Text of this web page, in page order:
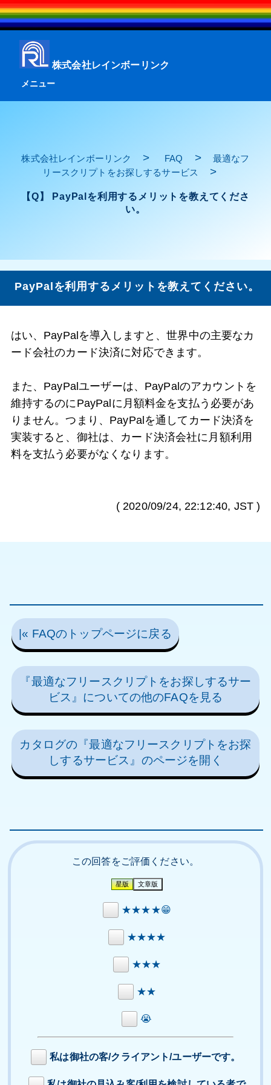
株式会社レインボーリンク
メニュー
株式会社レインボーリンク > FAQ >
最適なフ
リースクリプトをお探しするサービス
>
【Q】 PayPalを利用するメリットを教えてくださ
い。
PayPalを利用するメリットを教えてください。
はい、PayPalを導入しますと、世界中の主要なカ
ード会社のカード決済に対応できます。
また、PayPalユーザーは、PayPalのアカウントを
維持するのにPayPalに月額料金を支払う必要があ
りません。つまり、PayPalを通してカード決済を
実装すると、御社は、カード決済会社に月額利用
料を支払う必要がなくなります。
( 2020/09/24, 22:12:40, JST )
|« FAQのトップページに戻る
『最適なフリースクリプトをお探しするサー
ビス』についての他のFAQを見る
カタログの『最適なフリースクリプトをお探
しするサービス』のページを開く
この回答をご評価ください。
★★★★😁
★★★★
★★★
★★
😭
私は御社の客/クライアント/ユーザーです。